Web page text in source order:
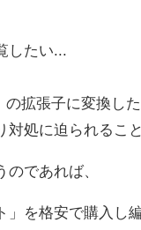
したい...
拡張子に変換した
処に迫られるこ
であれば、
」を格安で購入し